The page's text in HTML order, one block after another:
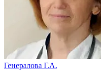
Генералова Г.А.